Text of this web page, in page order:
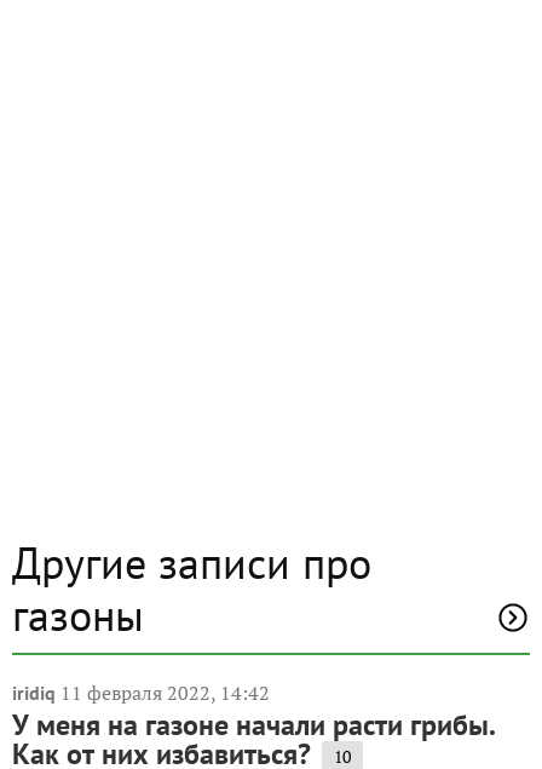
Другие записи про
газоны
iridiq 11 февраля 2022, 14:42
У меня на газоне начали расти грибы.
Как от них избавиться? 10